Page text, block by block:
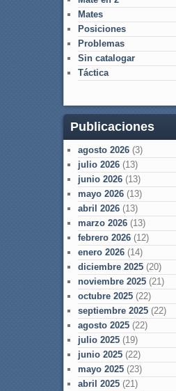
Mates
Posiciones
Problemas
Sin catalogar
Táctica
Publicaciones
agosto 2026(3)
julio 2026(13)
junio 2026(13)
mayo 2026(13)
abril 2026(13)
marzo 2026(13)
febrero 2026(12)
enero 2026(14)
diciembre 2025(20)
noviembre 2025(21)
octubre 2025(22)
septiembre 2025(22)
agosto 2025(22)
julio 2025(19)
junio 2025(22)
mayo 2025(23)
abril 2025(21)